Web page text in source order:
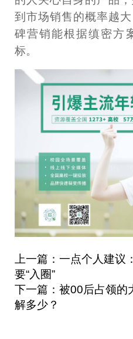
到市场销售的概率越
碑营销能根据缜密方
标。
上一篇：一点个人建议
要“入圈”
下一篇：被00后占领的
解多少？